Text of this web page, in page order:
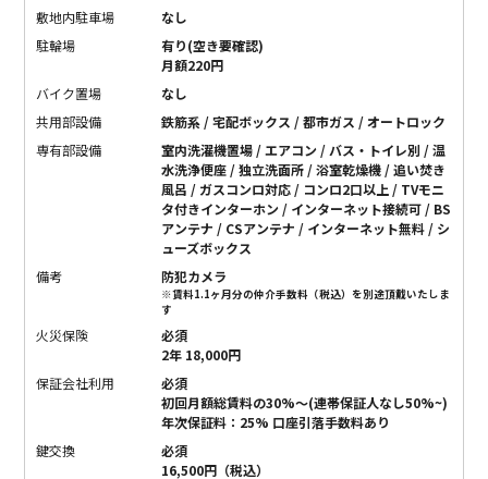
敷地内駐車場
なし
駐輪場
有り(空き要確認)
月額220円
バイク置場
なし
共用部設備
鉄筋系 / 宅配ボックス / 都市ガス / オートロック
専有部設備
室内洗濯機置場 / エアコン / バス・トイレ別 / 温
水洗浄便座 / 独立洗面所 / 浴室乾燥機 / 追い焚き
風呂 / ガスコンロ対応 / コンロ2口以上 / TVモニ
タ付きインターホン / インターネット接続可 / BS
アンテナ / CSアンテナ / インターネット無料 / シ
ューズボックス
備考
防犯カメラ
※賃料1.1ヶ月分の仲介手数料（税込）を別途頂戴いたしま
す
火災保険
必須
2年 18,000円
保証会社利用
必須
初回月額総賃料の30%〜(連帯保証人なし50%~)
年次保証料：25% 口座引落手数料あり
鍵交換
必須
16,500円（税込）